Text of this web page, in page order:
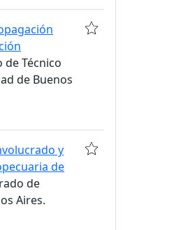
Técnico
de Buenos
y
de
de
Aires.